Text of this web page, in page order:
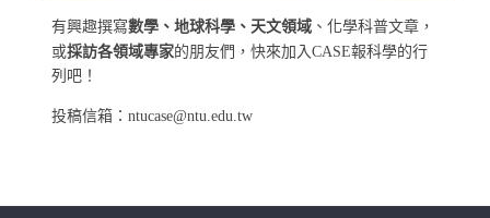
有興趣撰寫數學、地球科學、天文領域 、化學科普文章，
或採訪各領域專家的朋友們，快來加入CASE報科學的行
列吧！
投稿信箱：ntucase@ntu.edu.tw